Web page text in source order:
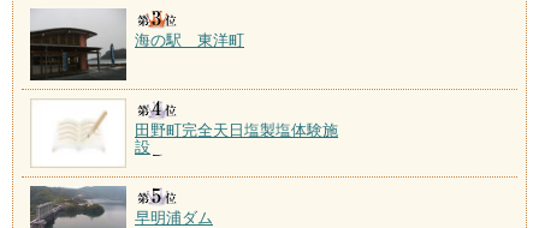
海の駅 東洋町
田野町完全天日塩製塩体験施
設
早明浦ダム